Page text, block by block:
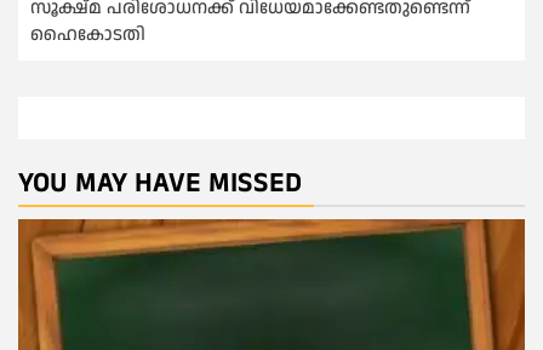
സൂക്ഷ്മ പരിശോധനക്ക് വിധേയമാക്കേണ്ടതുണ്ടെന്ന്
ഹൈകോടതി
YOU MAY HAVE MISSED